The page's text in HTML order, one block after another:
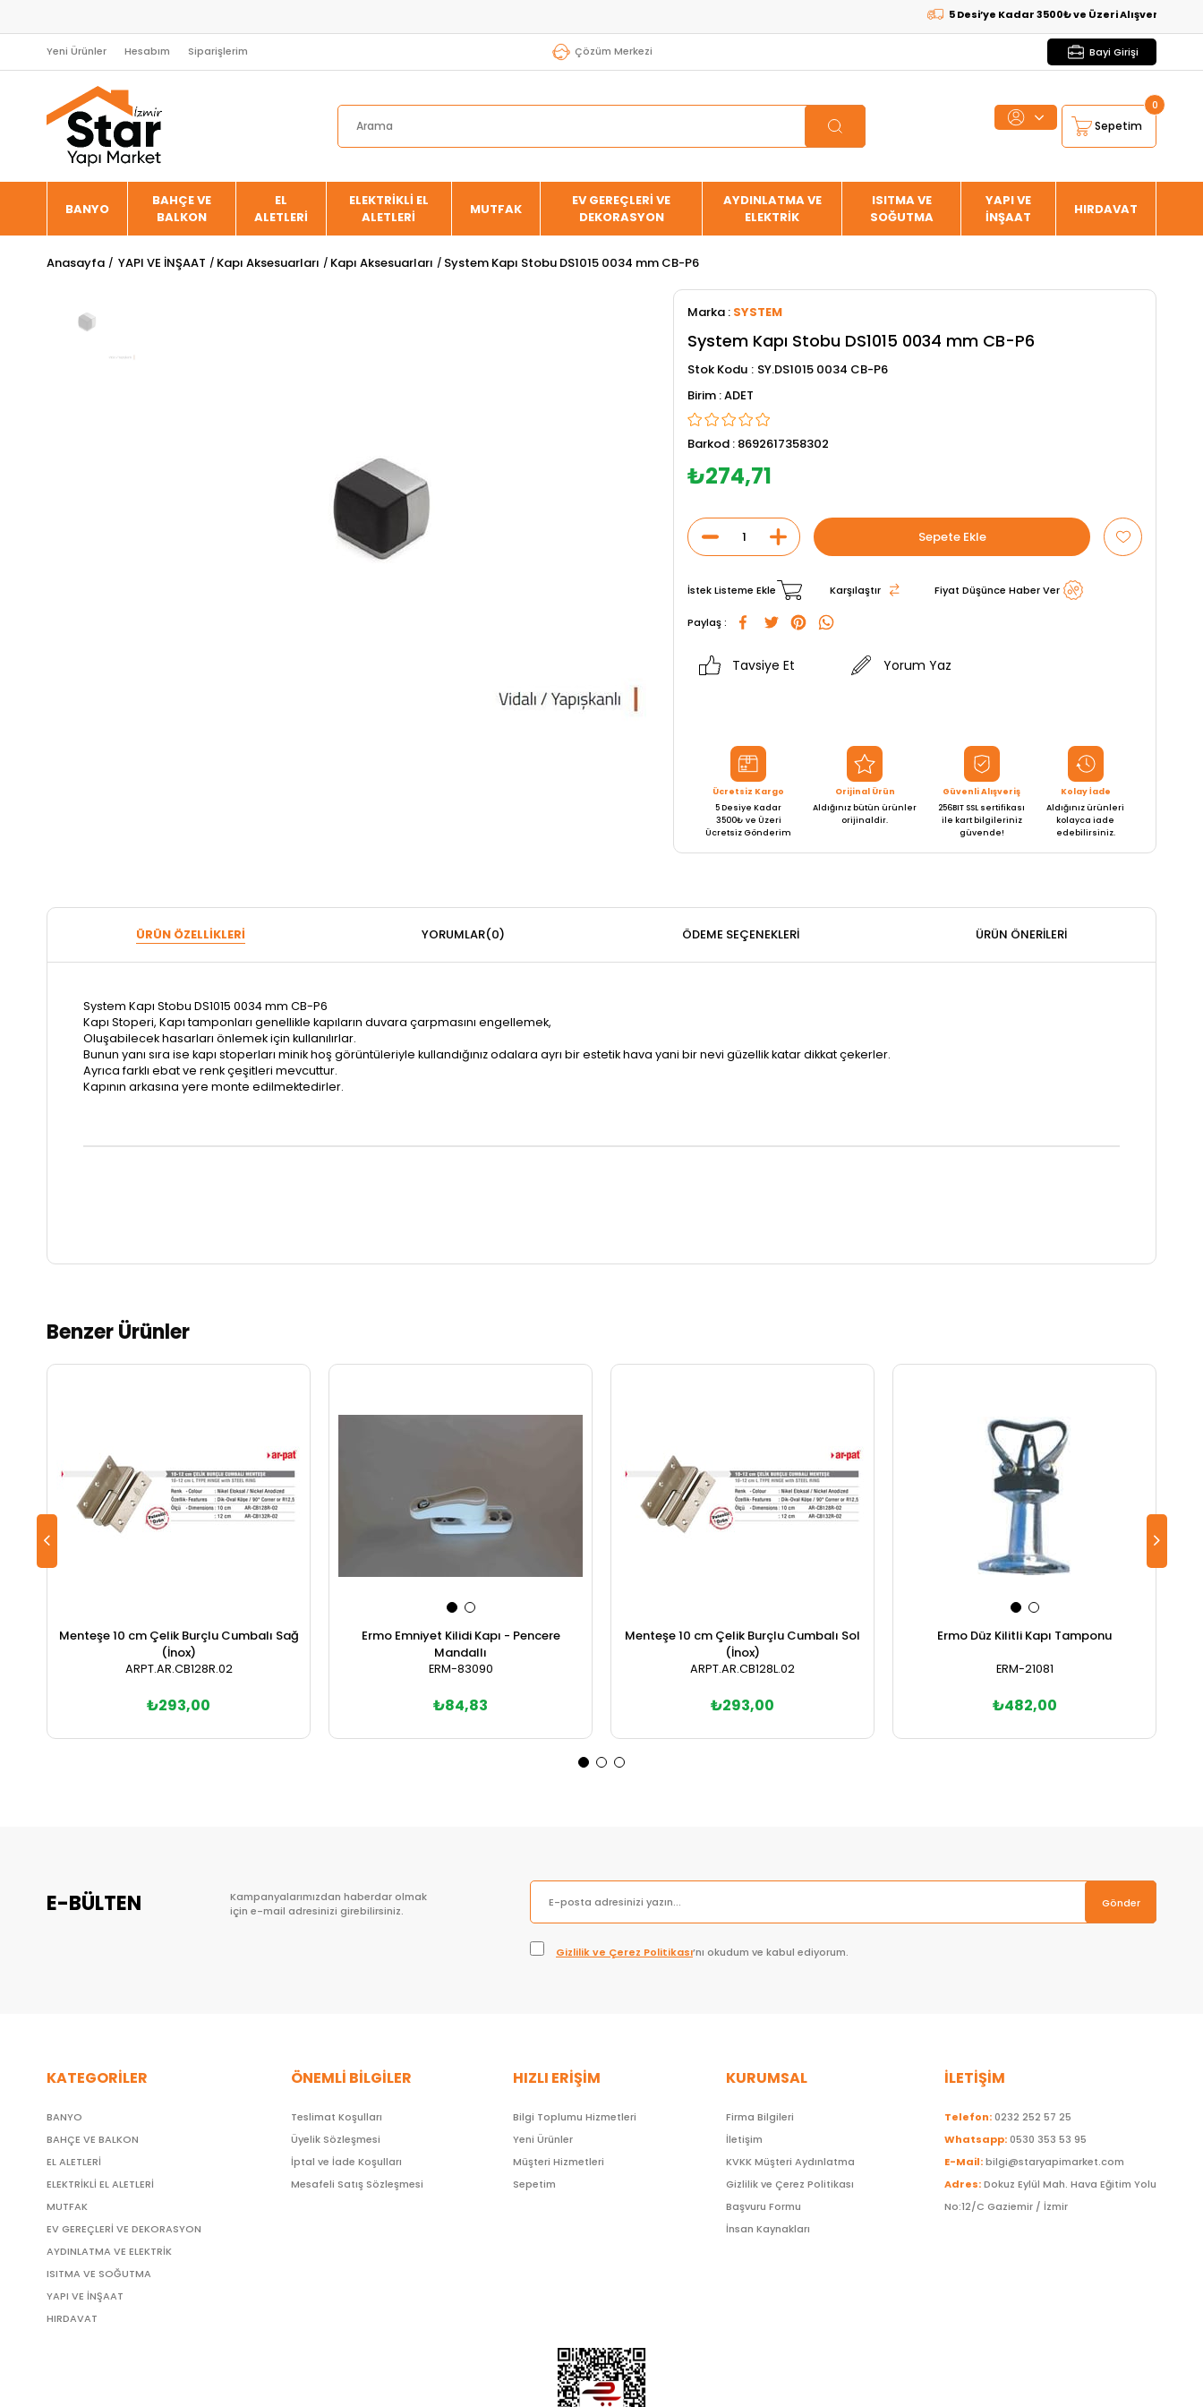
5 Desi’ye Kadar 3500₺ ve Üzeri Alışverişlerde
Yeni Ürünler Hesabım Siparişlerim Çözüm Merkezi Bayi Girişi
Sepetim
0
BANYO
BAHÇE VE
BALKON
EL
ALETLERİ
ELEKTRİKLİ EL
ALETLERİ
MUTFAK
EV GEREÇLERİ VE
DEKORASYON
AYDINLATMA VE
ELEKTRİK
ISITMA VE
SOĞUTMA
YAPI VE
İNŞAAT
HIRDAVAT
Anasayfa YAPI VE İNŞAAT Kapı Aksesuarları Kapı Aksesuarları System Kapı Stobu DS1015 0034 mm CB-P6
Marka : SYSTEM
System Kapı Stobu DS1015 0034 mm CB-P6
Stok Kodu
SY.DS1015 0034 CB-P6
ADET
Barkod : 8692617358302
₺274,71
İstek Listeme Ekle Karşılaştır Fiyat Düşünce Haber Ver
Paylaş :
Tavsiye Et Yorum Yaz
Ücretsiz Kargo
5 Desiye Kadar
3500₺ ve Üzeri
Ücretsiz Gönderim
Orijinal Ürün
Aldığınız bütün ürünler
orijinaldir.
Güvenli Alışveriş
256BIT SSL sertifikası
ile kart bilgileriniz
güvende!
Kolay İade
Aldığınız ürünleri
kolayca iade
edebilirsiniz.
ÜRÜN ÖZELLIKLERI YORUMLAR(0) ÖDEME SEÇENEKLERI ÜRÜN ÖNERILERI
System Kapı Stobu DS1015 0034 mm CB-P6
Kapı Stoperi, Kapı tamponları genellikle kapıların duvara çarpmasını engellemek,
Oluşabilecek hasarları önlemek için kullanılırlar.
Bunun yanı sıra ise kapı stoperları minik hoş görüntüleriyle kullandığınız odalara ayrı bir estetik hava yani bir nevi güzellik katar dikkat çekerler.
Ayrıca farklı ebat ve renk çeşitleri mevcuttur.
Kapının arkasına yere monte edilmektedirler.
Benzer Ürünler
Menteşe 10 cm Çelik Burçlu Cumbalı Sağ
(İnox)
ARPT.AR.CB128R.02
₺293,00
Ermo Emniyet Kilidi Kapı - Pencere
Mandallı
ERM-83090
₺84,83
Menteşe 10 cm Çelik Burçlu Cumbalı Sol
(İnox)
ARPT.AR.CB128L.02
₺293,00
Ermo Düz Kilitli Kapı Tamponu
ERM-21081
₺482,00
E-BÜLTEN
Kampanyalarımızdan haberdar olmak
için e-mail adresinizi girebilirsiniz.
Gönder
Gizlilik ve Çerez Politikası’nı okudum ve kabul ediyorum.
KATEGORİLER
BANYO
BAHÇE VE BALKON
EL ALETLERİ
ELEKTRİKLİ EL ALETLERİ
MUTFAK
EV GEREÇLERİ VE DEKORASYON
AYDINLATMA VE ELEKTRİK
ISITMA VE SOĞUTMA
YAPI VE İNŞAAT
HIRDAVAT
ÖNEMLİ BİLGİLER
Teslimat Koşulları
Üyelik Sözleşmesi
İptal ve İade Koşulları
Mesafeli Satış Sözleşmesi
HIZLI ERİŞİM
Bilgi Toplumu Hizmetleri
Yeni Ürünler
Müşteri Hizmetleri
Sepetim
KURUMSAL
Firma Bilgileri
İletişim
KVKK Müşteri Aydınlatma
Gizlilik ve Çerez Politikası
Başvuru Formu
İnsan Kaynakları
İLETİŞİM
Telefon:0232 252 57 25
Whatsapp:0530 353 53 95
E-Mail:bilgi@staryapimarket.com
Adres:Dokuz Eylül Mah. Hava Eğitim Yolu
No:12/C Gaziemir / İzmir